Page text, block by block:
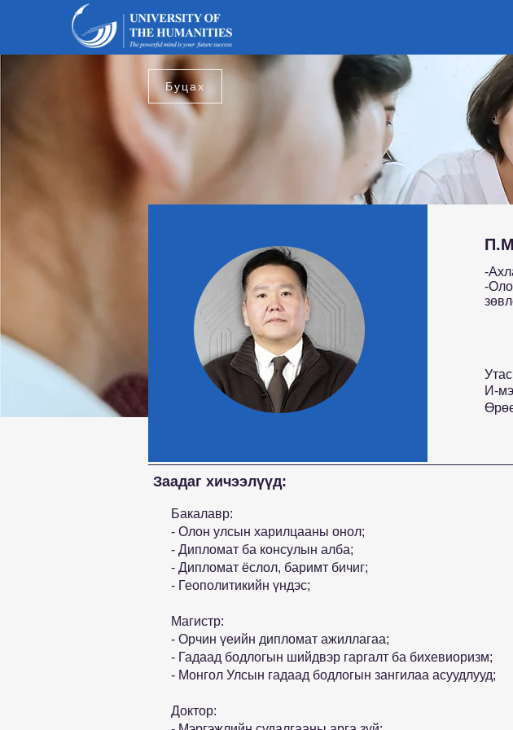
Буцах
-
-
И-
Заадаг хичээлүүд:
Бакалавр:
- Олон улсын харилцааны онол;
- Дипломат ба консулын алба;
- Дипломат ёслол, баримт бичиг;
- Геополитикийн үндэс;
Магистр:
- Орчин үеийн дипломат ажиллагаа;
- Гадаад бодлогын шийдвэр гаргалт ба бихевиоризм;
- Монгол Улсын гадаад бодлогын зангилаа асуудлууд;
Доктор: